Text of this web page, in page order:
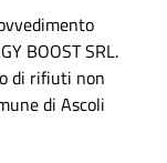
BOOST SRL.
di rifiuti non
di Ascoli